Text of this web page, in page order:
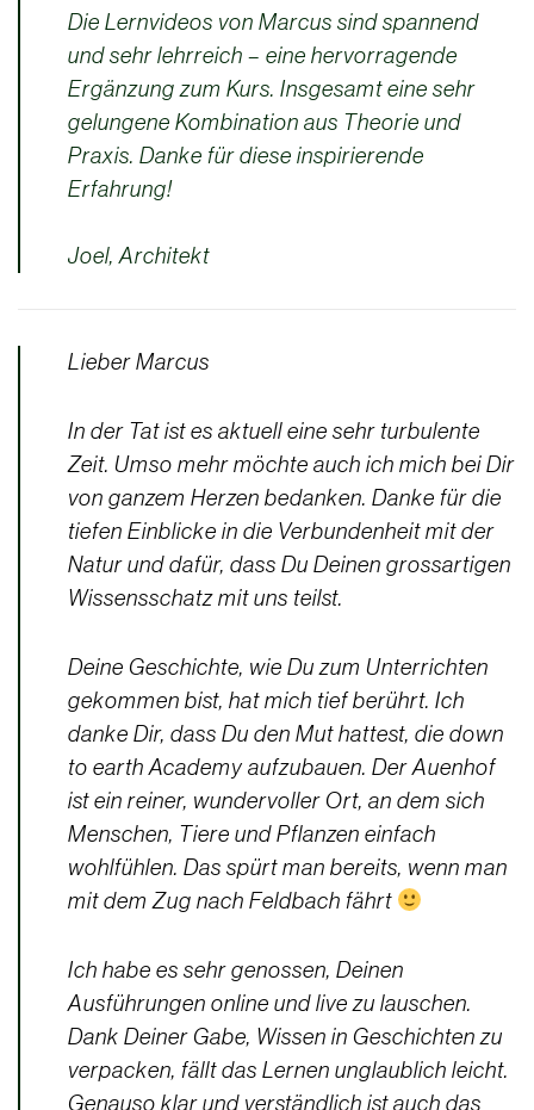
Die Lernvideos von Marcus sind spannend
und sehr lehrreich – eine hervorragende
Ergänzung zum Kurs. Insgesamt eine sehr
gelungene Kombination aus Theorie und
Praxis. Danke für diese inspirierende
Erfahrung!
Joel, Architekt
Lieber Marcus
In der Tat ist es aktuell eine sehr turbulente
Zeit. Umso mehr möchte auch ich mich bei Dir
von ganzem Herzen bedanken. Danke für die
tiefen Einblicke in die Verbundenheit mit der
Natur und dafür, dass Du Deinen grossartigen
Wissensschatz mit uns teilst.
Deine Geschichte, wie Du zum Unterrichten
gekommen bist, hat mich tief berührt. Ich
danke Dir, dass Du den Mut hattest, die down
to earth Academy aufzubauen. Der Auenhof
ist ein reiner, wundervoller Ort, an dem sich
Menschen, Tiere und Pflanzen einfach
wohlfühlen. Das spürt man bereits, wenn man
mit dem Zug nach Feldbach fährt
Ich habe es sehr genossen, Deinen
Ausführungen online und live zu lauschen.
Dank Deiner Gabe, Wissen in Geschichten zu
verpacken, fällt das Lernen unglaublich leicht.
Genauso klar und verständlich ist auch das